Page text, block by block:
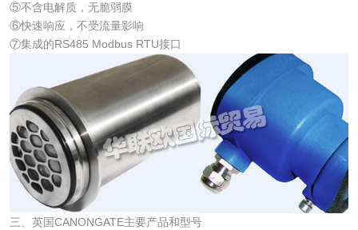
⑤不含电解质，无脆弱膜
⑥快速响应，不受流量影响
⑦集成的RS485 Modbus RTU接口
三、英国CANONGATE主要产品和型号